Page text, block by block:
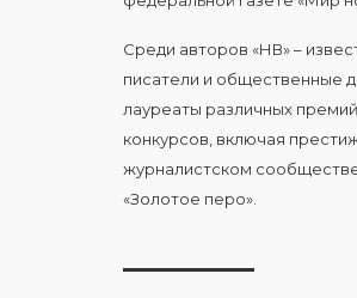
Среди авторов «НВ» –
писатели и общественные
лауреаты различных
конкурсов, включая
журналистском
«Золотое перо».